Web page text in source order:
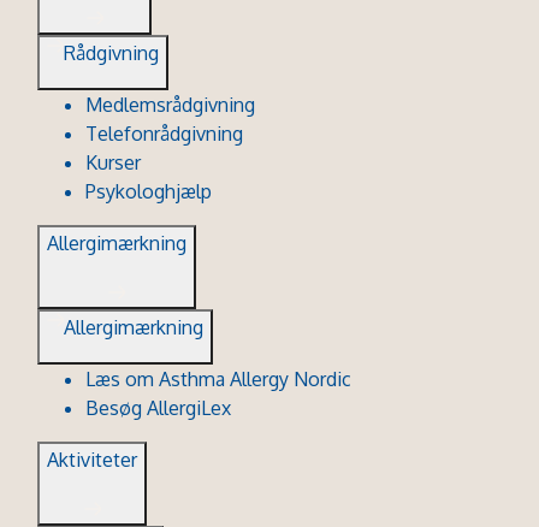
Rådgivning
Medlemsrådgivning
Telefonrådgivning
Kurser
Psykologhjælp
Allergimærkning
Allergimærkning
Læs om Asthma Allergy Nordic
Besøg AllergiLex
Aktiviteter